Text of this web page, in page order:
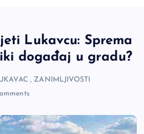
Lukavcu: Sprema
događaj u gradu?
, ZANIMLJIVOSTI